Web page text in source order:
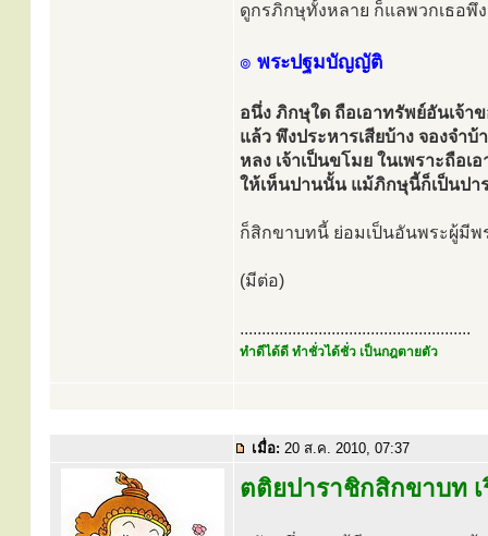
ดูกรภิกษุทั้งหลาย ก็แลพวกเธอพึ
๏ พระปฐมบัญญัติ
อนึ่ง ภิกษุใด ถือเอาทรัพย์อันเจ้า
แล้ว พึงประหารเสียบ้าง จองจำบ้
หลง เจ้าเป็นขโมย ในเพราะถือ
ให้เห็นปานนั้น แม้ภิกษุนี้ก็เป็นปา
ก็สิกขาบทนี้ ย่อมเป็นอันพระผู้มี
(มีต่อ)
.....................................................
ทำดีได้ดี ทำชั่วได้ชั่ว เป็นกฎตายตัว
เมื่อ: 20 ส.ค. 2010, 07:37
ตติยปาราชิกสิกขาบท